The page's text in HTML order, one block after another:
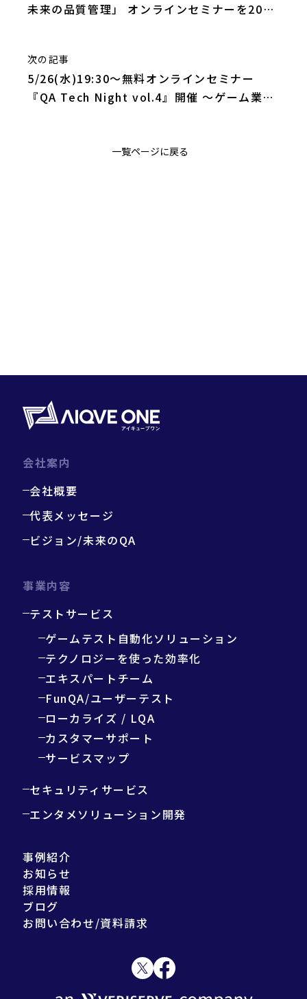
未来の品質管理」 オンラインセミナーを2020
次の記事
5/26(水)19:30～無料オンラインセミナー
『QA Tech Night vol.4』開催 ～ゲーム業界
一覧ページに戻る
会社案内
会社概要
代表メッセージ
ビジョン/未来のQA
事業内容
テストサービス
ゲームテスト自動化ソリューション
テクノロジーを使った効率化
エキスパートチーム
FunQA/ユーザーテスト
ローカライズ / LQA
カスタマーサポート
サービスマップ
セキュリティサービス
エンタメソリューション開発
事例紹介
お知らせ
採用情報
ブログ
お問い合わせ/資料請求